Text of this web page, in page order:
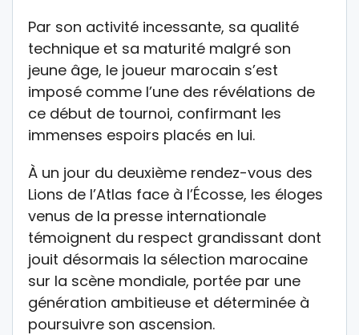
Par son activité incessante, sa qualité
technique et sa maturité malgré son
jeune âge, le joueur marocain s’est
imposé comme l’une des révélations de
ce début de tournoi, confirmant les
immenses espoirs placés en lui.
À un jour du deuxième rendez-vous des
Lions de l’Atlas face à l’Écosse, les éloges
venus de la presse internationale
témoignent du respect grandissant dont
jouit désormais la sélection marocaine
sur la scène mondiale, portée par une
génération ambitieuse et déterminée à
poursuivre son ascension.